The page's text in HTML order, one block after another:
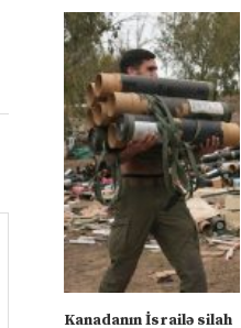
Qəzzadan qoşunlarını...
İyul 31, 2025
Kanadanın İsrailə silah